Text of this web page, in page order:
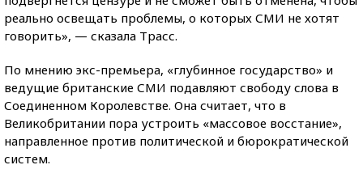
реально освещать проблемы, о которых СМИ не хотят
говорить», — сказала Трасс.
По мнению экс-премьера, «глубинное государство» и
ведущие британские СМИ подавляют свободу слова в
Соединенном Королевстве. Она считает, что в
Великобритании пора устроить «массовое восстание»,
направленное против политической и бюрократической
систем.